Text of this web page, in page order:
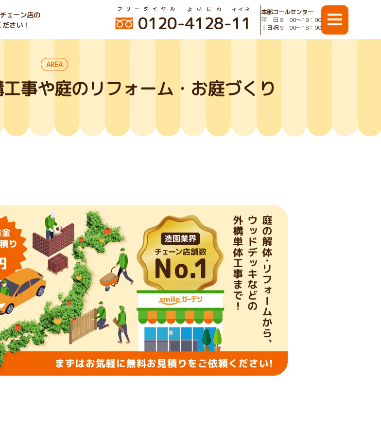
ェーン店の
さい！
0120
フリーダイヤル
-4128
よいにわ
-11
イイネ
本部コールセンター
平 日 8：00〜19：00
土日祝 9：00〜18：00
AREA
事や庭のリフォーム・お庭づくり